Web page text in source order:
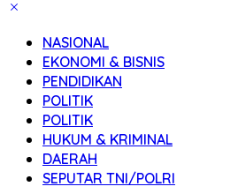
NASIONAL
EKONOMI & BISNIS
PENDIDIKAN
POLITIK
POLITIK
HUKUM & KRIMINAL
DAERAH
SEPUTAR TNI/POLRI